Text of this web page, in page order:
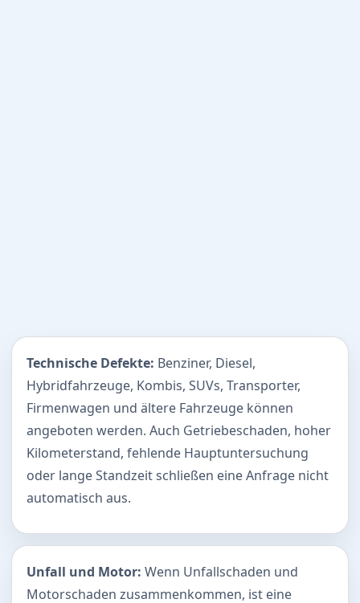
Technische Defekte: Benziner, Diesel,
Hybridfahrzeuge, Kombis, SUVs, Transporter,
Firmenwagen und ältere Fahrzeuge können
angeboten werden. Auch Getriebeschaden, hoher
Kilometerstand, fehlende Hauptuntersuchung
oder lange Standzeit schließen eine Anfrage nicht
automatisch aus.
Unfall und Motor: Wenn Unfallschaden und
Motorschaden zusammenkommen, ist eine